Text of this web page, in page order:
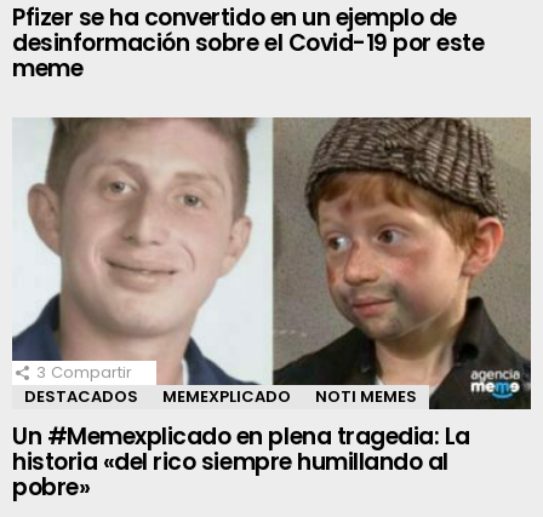
Pfizer se ha convertido en un ejemplo de
desinformación sobre el Covid-19 por este
meme
3 Compartir
DESTACADOS
MEMEXPLICADO NOTI MEMES
Un #Memexplicado en plena tragedia: La
historia «del rico siempre humillando al
pobre»